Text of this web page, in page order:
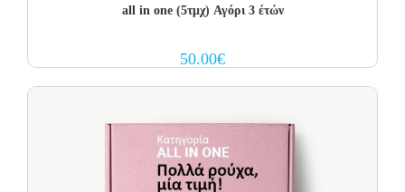
all in one (5τμχ) Αγόρι 3 έτών
50.00€